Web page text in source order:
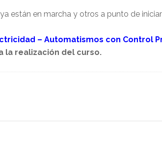
están en marcha y otros a punto de
– Automatismos con Control
la realización del curso.